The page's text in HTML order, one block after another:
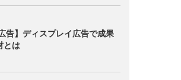
告】ディスプレイ広告で成果
とは